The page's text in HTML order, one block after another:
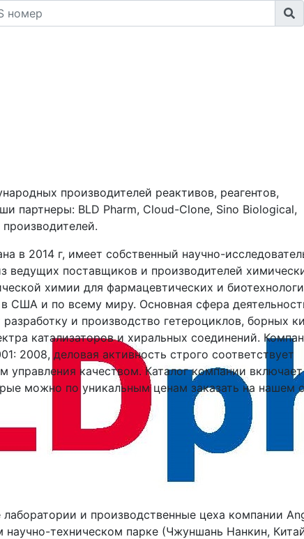
производителей реактивов, реагентов,
партнеры: BLD Pharm, Cloud-Clone, Sino Biological,
в 2014 г, имеет собственный научно-
ведущих поставщиков и производителей
химии для фармацевтических и
США и по всему миру. Основная сфера
и производство гетероциклов, борных
катализаторов и хиральных соединений.
2008, деловая активность строго соответствует
качеством. Каталог компании
можно по уникальным ценам заказать на нашем
и производственные цеха компании
техническом парке (Чжуншань Нанкин,